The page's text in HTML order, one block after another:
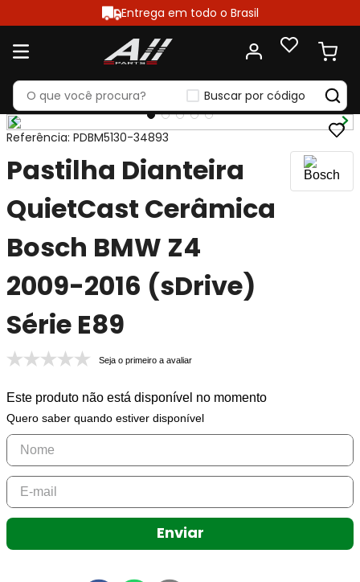
Entrega em todo o Brasil
Buscar por código
Referência: PDBM5130-34893
Pastilha Dianteira
QuietCast Cerâmica
Bosch BMW Z4
2009-2016 (sDrive)
Série E89
Seja o primeiro a avaliar
Este produto não está disponível no momento
Quero saber quando estiver disponível
Enviar